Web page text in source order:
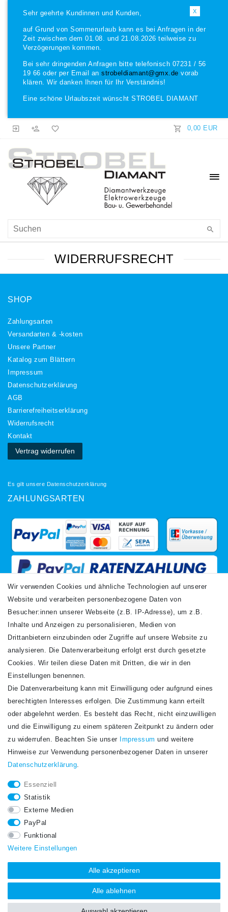
X
Sehr geehrte Kundinnen und Kunden,
auf Grund von Sommerurlaub kann es bei Anfragen in der
Zeit zwischen dem 01.08. und 21.08.2026 teilweise zu
Verzögerungen kommen.
Bei sehr dringenden Anfragen bitte telefonisch 07231 / 56
19 66 oder per Email an strobeldiamant@gmx.de vorab
klären. Wir danken Ihnen für Ihr Verständnis!
Eine schöne Urlaubszeit wünscht STROBEL DIAMANT
0,00 EUR
WIDERRUFSRECHT
SHOP
Zahlungsarten
Versandarten & -kosten
Unsere Partner
Katalog zum Blättern
Impressum
Daten­schutz­erklärung
AGB
Barrierefreiheitserklärung
Widerrufs­recht
Kontakt
Vertrag widerrufen
Es gilt unsere Datenschutzerklärung
ZAHLUNGSARTEN
VERSANDARTEN
Newsletter
Honig
Hiermit bestätige ich, dass ich dieDaten­schutz­erklärunggelesen habe. Meine
STAY CONNECTED.
Wir verwenden Cookies und ähnliche Technologien auf unserer
Website und verarbeiten personenbezogene Daten von
Besucher:innen unserer Webseite (z.B. IP-Adresse), um z.B.
Inhalte und Anzeigen zu personalisieren, Medien von
Drittanbietern einzubinden oder Zugriffe auf unsere Website zu
analysieren. Die Datenverarbeitung erfolgt erst durch gesetzte
Cookies. Wir teilen diese Daten mit Dritten, die wir in den
Einstellungen benennen.
Die Datenverarbeitung kann mit Einwilligung oder aufgrund eines
berechtigten Interesses erfolgen. Die Zustimmung kann erteilt
oder abgelehnt werden. Es besteht das Recht, nicht einzuwilligen
und die Einwilligung zu einem späteren Zeitpunkt zu ändern oder
zu widerrufen. Beachten Sie unser
Impressum und weitere
Hinweise zur Verwendung personenbezogener Daten in unserer
Daten­schutz­erklärung.
Essenziell
Statistik
Externe Medien
PayPal
Funktional
Weitere Einstellungen
Alle akzeptieren
Alle ablehnen